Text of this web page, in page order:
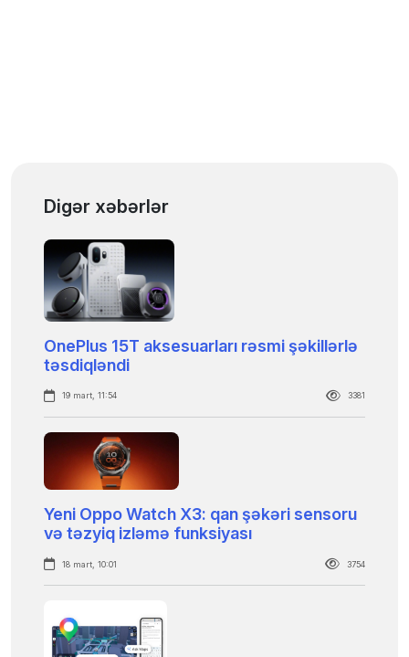
Digər xəbərlər
OnePlus 15T aksesuarları rəsmi şəkillərlə
təsdiqləndi
19 mart, 11:54 3381
Yeni Oppo Watch X3: qan şəkəri sensoru
və təzyiq izləmə funksiyası
18 mart, 10:01 3754